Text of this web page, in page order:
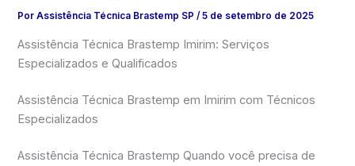
PorAssistência Técnica Brastemp SP/5 de setembro de 2025
Assistência Técnica Brastemp Imirim: Serviços
Especializados e Qualificados
Assistência Técnica Brastemp em Imirim com Técnicos
Especializados
Assistência Técnica Brastemp Quando você precisa de